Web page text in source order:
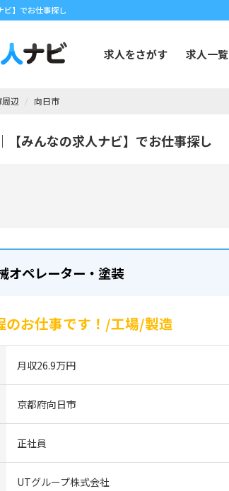
ビ】でお仕事探し
求人をさがす 求人一覧
辺 向日市
【みんなの求人ナビ】でお仕事探し
オペレーター・塗装
のお仕事です！/工場/製造
月収26.9万円
京都府向日市
正社員
UTグループ株式会社